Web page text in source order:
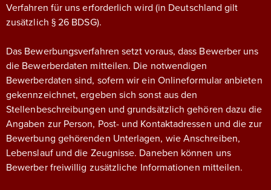
Verfahren für uns erforderlich wird (in Deutschland gilt
zusätzlich § 26 BDSG).
Das Bewerbungsverfahren setzt voraus, dass Bewerber uns
die Bewerberdaten mitteilen. Die notwendigen
Bewerberdaten sind, sofern wir ein Onlineformular anbieten
gekennzeichnet, ergeben sich sonst aus den
Stellenbeschreibungen und grundsätzlich gehören dazu die
Angaben zur Person, Post- und Kontaktadressen und die zur
Bewerbung gehörenden Unterlagen, wie Anschreiben,
Lebenslauf und die Zeugnisse. Daneben können uns
Bewerber freiwillig zusätzliche Informationen mitteilen.